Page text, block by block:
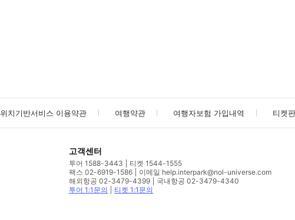
위치기반서비스 이용약관 여행약관 여행자보험 가입내역 티켓
고객센터
투어 1588-3443
티켓 1544-1555
팩스 02-6919-1586
이메일 help.interpark@nol-universe.com
해외항공 02-3479-4399
국내항공 02-3479-4340
투어 1:1문의
티켓 1:1문의